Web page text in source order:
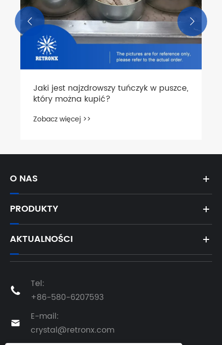
Jaki jest najzdrowszy tuńczyk w puszce,
który można kupić?
Zobacz więcej >>
 
O NAS
PRODUKTY
AKTUALNOŚCI

Tel:
+86-580-6207593

E-mail:
crystal@retronx.com